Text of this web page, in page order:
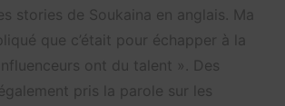
stories de Soukaina en anglais. Ma
que c’était pour échapper à la
ont du talent ». Des
pris la parole sur les